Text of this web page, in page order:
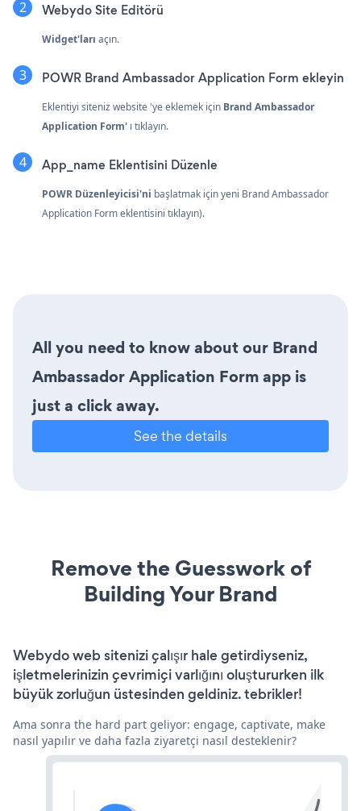
Webydo Site Editörü
Widget'ları açın.
POWR Brand Ambassador Application Form ekleyin
Eklentiyi siteniz website 'ye eklemek için Brand Ambassador
Application Form' ı tıklayın.
App_name Eklentisini Düzenle
POWR Düzenleyicisi'ni başlatmak için yeni Brand Ambassador
Application Form eklentisini tıklayın).
All you need to know about our Brand
Ambassador Application Form app is
just a click away.
See the details
Remove the Guesswork of
Building Your Brand
Webydo web sitenizi çalışır hale getirdiyseniz,
işletmelerinizin çevrimiçi varlığını oluştururken ilk
büyük zorluğun üstesinden geldiniz. tebrikler!
Ama sonra the hard part geliyor: engage, captivate, make
nasıl yapılır ve daha fazla ziyaretçi nasıl desteklenir?